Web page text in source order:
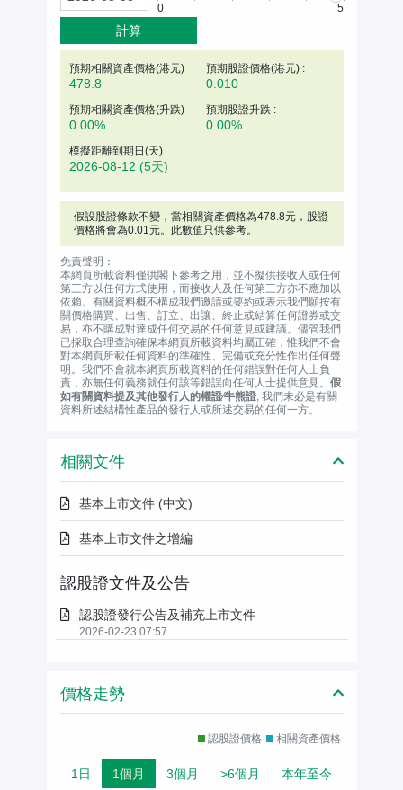
0 5
計算
預期相關資產價格(港元)
478.8
預期股證價格(港元) :
0.010
預期相關資產價格(升跌)
0.00%
預期股證升跌 :
0.00%
模擬距離到期日(天)
2026-08-12 (5天)
假設股證條款不變，當相關資產價格為478.8元，股證
價格將會為0.01元。此數值只供參考。
免責聲明：
本網頁所載資料僅供閣下參考之用，並不擬供接收人或任何
第三方以任何方式使用，而接收人及任何第三方亦不應加以
依賴。有關資料概不構成我們邀請或要約或表示我們願按有
關價格購買、出售、訂立、出讓、終止或結算任何證券或交
易，亦不購成對達成任何交易的任何意見或建議。儘管我們
已採取合理查詢確保本網頁所載資料均屬正確，惟我們不會
對本網頁所載任何資料的準確性、完備或充分性作出任何聲
明。我們不會就本網頁所載資料的任何錯誤對任何人士負
責，亦無任何義務就任何該等錯誤向任何人士提供意見。 假
如有關資料提及其他發行人的權證∕牛熊證, 我們未必是有關
資料所述結構性產品的發行人或所述交易的任何一方。
相關文件
基本上市文件 (中文)
基本上市文件之增編
認股證文件及公告
認股證發行公告及補充上市文件
2026-02-23 07:57
價格走勢
認股證價格 相關資產價格
1日 1個月 3個月 >6個月 本年至今